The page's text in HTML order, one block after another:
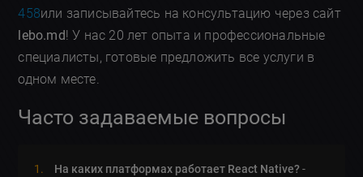
458или записывайтесь на консультацию через сайт
lebo.md! У нас 20 лет опыта и профессиональные
специалисты, готовые предложить все услуги в
одном месте.
Часто задаваемые вопросы
На каких платформах работает React Native?-